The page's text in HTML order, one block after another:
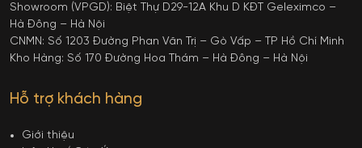
Showroom (VPGD): Biệt Thự D29-12A Khu D KĐT Geleximco –
Hà Đông – Hà Nội
CNMN: Số 1203 Đường Phan Văn Trị – Gò Vấp – TP Hồ Chí Minh
Kho Hàng: Số 170 Đường Hoa Thám – Hà Đông – Hà Nội
Hỗ trợ khách hàng
Giới thiệu